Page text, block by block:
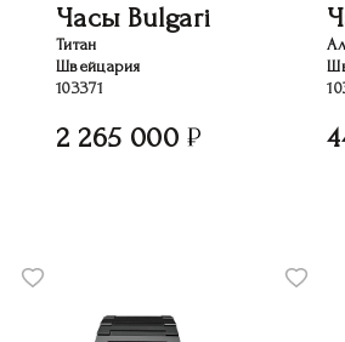
Часы Bulgari
Титан
Швейцария
103371
2 265 000